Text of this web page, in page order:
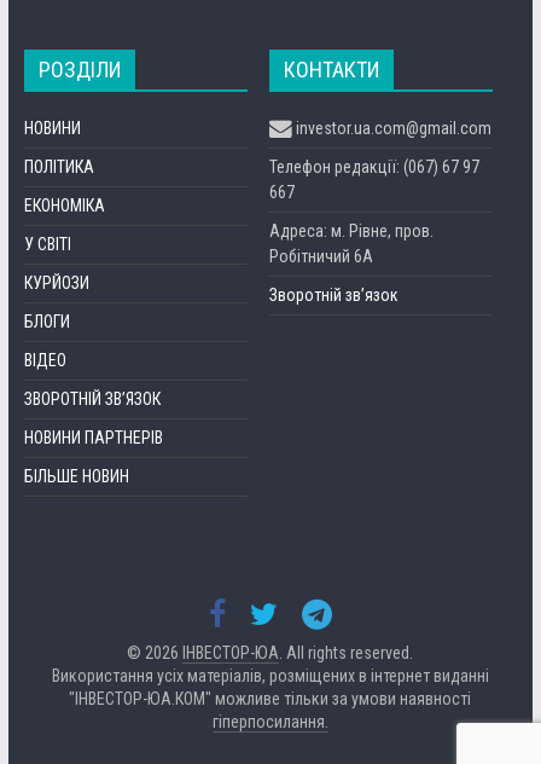
РОЗДІЛИ
НОВИНИ
ПОЛІТИКА
ЕКОНОМІКА
У СВІТІ
КУРЙОЗИ
БЛОГИ
ВІДЕО
ЗВОРОТНІЙ ЗВ’ЯЗОК
НОВИНИ ПАРТНЕРІВ
БІЛЬШЕ НОВИН
КОНТАКТИ
investor.ua.com@gmail.com
Телефон редакції: (067) 67 97
667
Адреса: м. Рівне, пров.
Робітничий 6А
Зворотній зв’язок
© 2026 ІНВЕСТОР-ЮА . All rights reserved.
Використання усіх матеріалів, розміщених в інтернет виданні
"ІНВЕСТОР-ЮА.КОМ" можливе тільки за умови наявності
гіперпосилання.